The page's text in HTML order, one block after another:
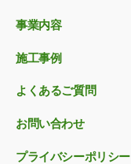
事業内容
施工事例
よくあるご質問
お問い合わせ
プライバシーポリシー